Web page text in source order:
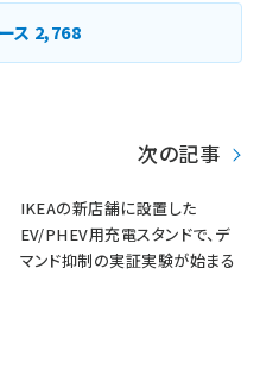
ス 2,768
次の記事
IKEAの新店舗に設置した
EV/PHEV用充電スタンドで、デ
マンド抑制の実証実験が始まる